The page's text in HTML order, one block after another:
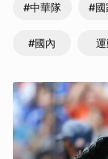
#中華隊 #國
#國內